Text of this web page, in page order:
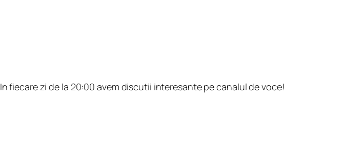
In fiecare zi de la 20:00 avem discutii interesante pe canalul de voce!